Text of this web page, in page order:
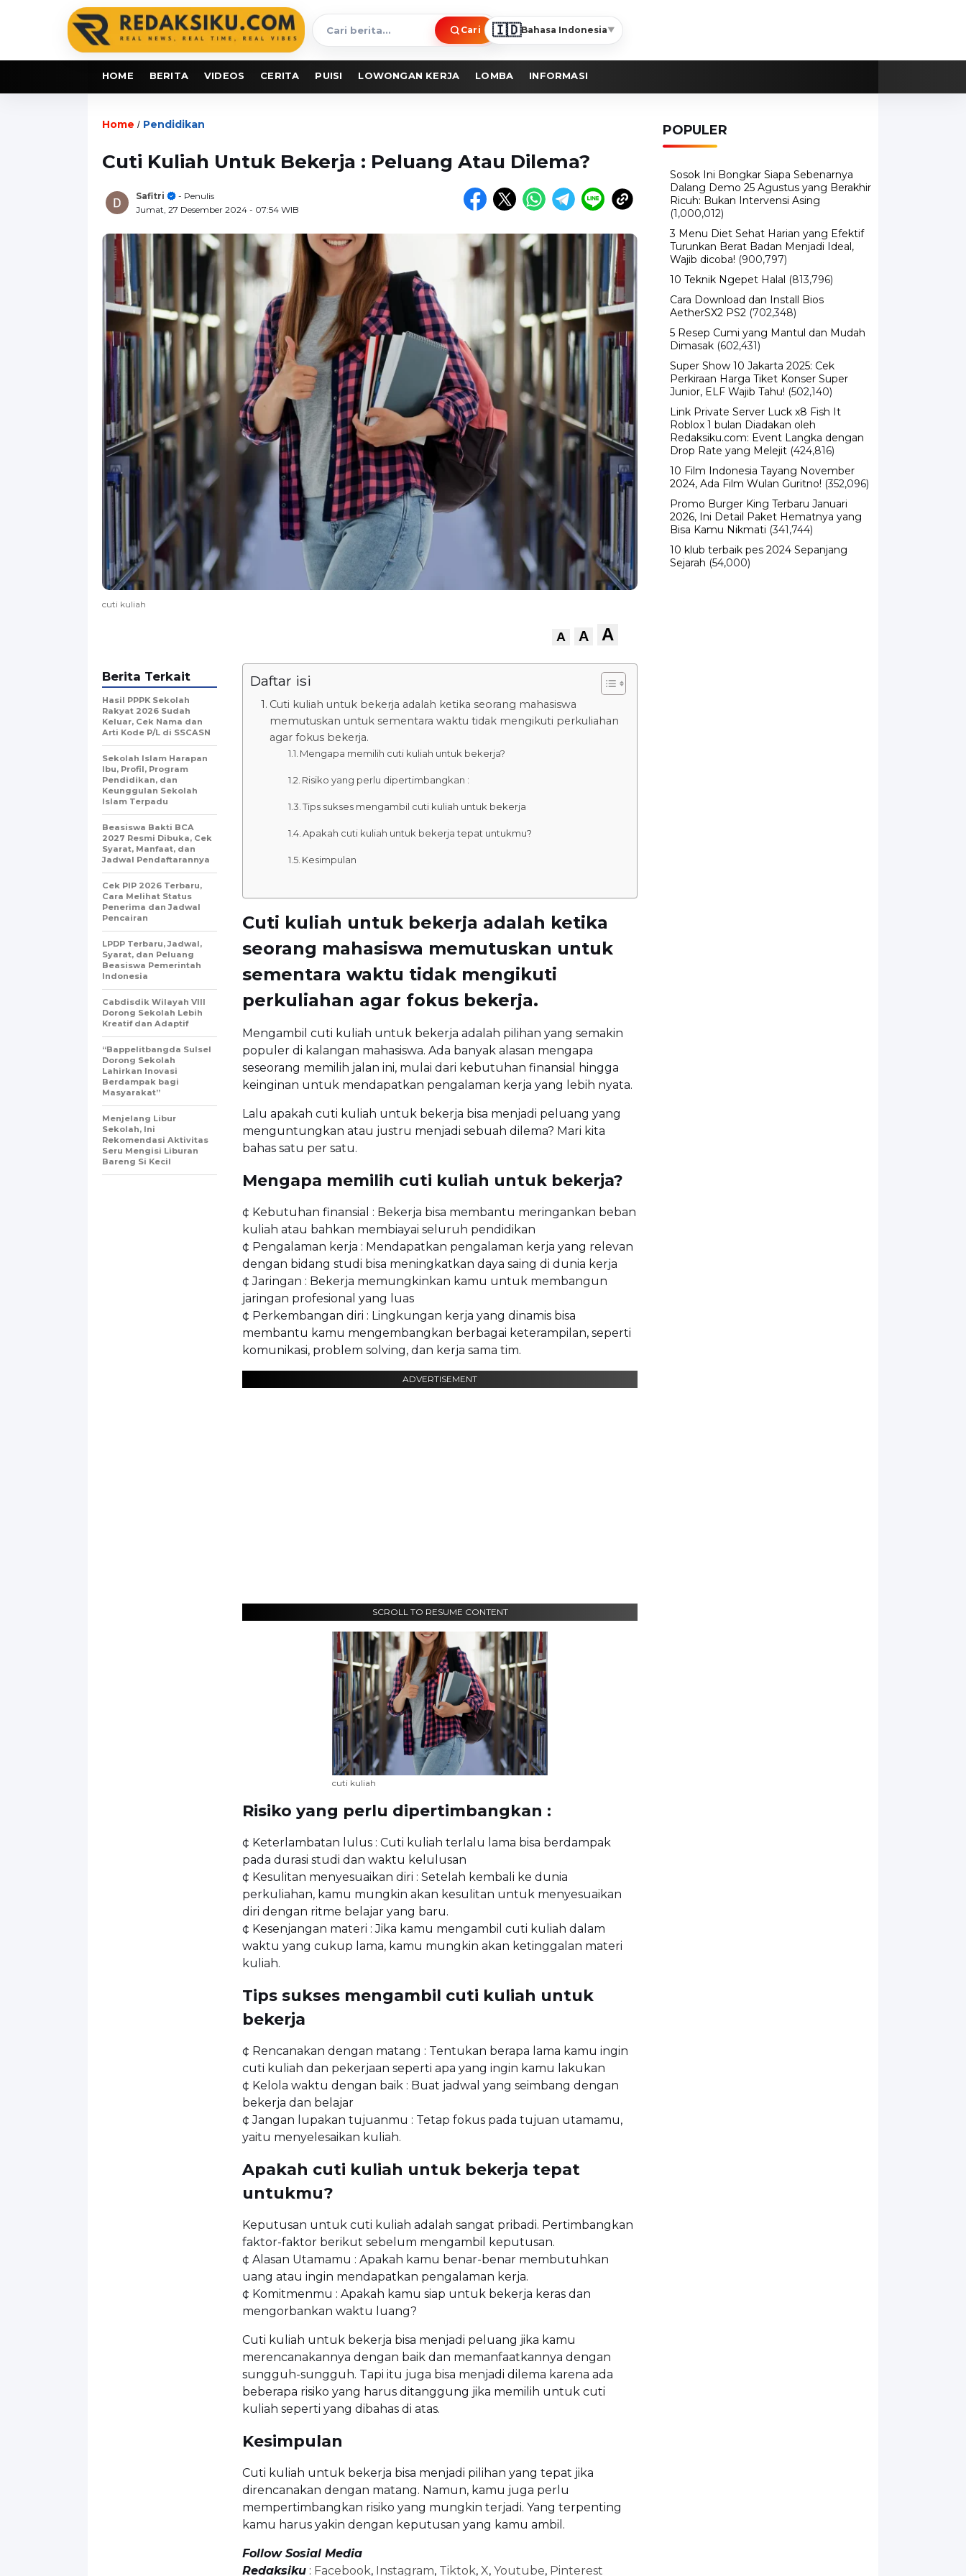
Cari
berita
Cari 🇮🇩Bahasa Indonesia▼
HOME BERITA VIDEOS CERITA PUISI LOWONGAN KERJA LOMBA INFORMASI
Home / Pendidikan
Cuti Kuliah Untuk Bekerja : Peluang Atau Dilema?
Safitri
- Penulis
Jumat, 27 Desember 2024 - 07:54 WIB
cuti kuliah
A A A
Daftar isi
Cuti kuliah untuk bekerja adalah ketika seorang mahasiswa
memutuskan untuk sementara waktu tidak mengikuti perkuliahan
agar fokus bekerja.
Mengapa memilih cuti kuliah untuk bekerja?
Risiko yang perlu dipertimbangkan :
Tips sukses mengambil cuti kuliah untuk bekerja
Apakah cuti kuliah untuk bekerja tepat untukmu?
Kesimpulan
Cuti kuliah untuk bekerja adalah ketika
seorang mahasiswa memutuskan untuk
sementara waktu tidak mengikuti
perkuliahan agar fokus bekerja.
Mengambil cuti kuliah untuk bekerja adalah pilihan yang semakin
populer di kalangan mahasiswa. Ada banyak alasan mengapa
seseorang memilih jalan ini, mulai dari kebutuhan finansial hingga
keinginan untuk mendapatkan pengalaman kerja yang lebih nyata.
Lalu apakah cuti kuliah untuk bekerja bisa menjadi peluang yang
menguntungkan atau justru menjadi sebuah dilema? Mari kita
bahas satu per satu.
Mengapa memilih cuti kuliah untuk bekerja?
¢ Kebutuhan finansial : Bekerja bisa membantu meringankan beban
kuliah atau bahkan membiayai seluruh pendidikan
¢ Pengalaman kerja : Mendapatkan pengalaman kerja yang relevan
dengan bidang studi bisa meningkatkan daya saing di dunia kerja
¢ Jaringan : Bekerja memungkinkan kamu untuk membangun
jaringan profesional yang luas
¢ Perkembangan diri : Lingkungan kerja yang dinamis bisa
membantu kamu mengembangkan berbagai keterampilan, seperti
komunikasi, problem solving, dan kerja sama tim.
ADVERTISEMENT
SCROLL TO RESUME CONTENT
cuti kuliah
Risiko yang perlu dipertimbangkan :
¢ Keterlambatan lulus : Cuti kuliah terlalu lama bisa berdampak
pada durasi studi dan waktu kelulusan
¢ Kesulitan menyesuaikan diri : Setelah kembali ke dunia
perkuliahan, kamu mungkin akan kesulitan untuk menyesuaikan
diri dengan ritme belajar yang baru.
¢ Kesenjangan materi : Jika kamu mengambil cuti kuliah dalam
waktu yang cukup lama, kamu mungkin akan ketinggalan materi
kuliah.
Tips sukses mengambil cuti kuliah untuk
bekerja
¢ Rencanakan dengan matang : Tentukan berapa lama kamu ingin
cuti kuliah dan pekerjaan seperti apa yang ingin kamu lakukan
¢ Kelola waktu dengan baik : Buat jadwal yang seimbang dengan
bekerja dan belajar
¢ Jangan lupakan tujuanmu : Tetap fokus pada tujuan utamamu,
yaitu menyelesaikan kuliah.
Apakah cuti kuliah untuk bekerja tepat
untukmu?
Keputusan untuk cuti kuliah adalah sangat pribadi. Pertimbangkan
faktor-faktor berikut sebelum mengambil keputusan.
¢ Alasan Utamamu : Apakah kamu benar-benar membutuhkan
uang atau ingin mendapatkan pengalaman kerja.
¢ Komitmenmu : Apakah kamu siap untuk bekerja keras dan
mengorbankan waktu luang?
Cuti kuliah untuk bekerja bisa menjadi peluang jika kamu
merencanakannya dengan baik dan memanfaatkannya dengan
sungguh-sungguh. Tapi itu juga bisa menjadi dilema karena ada
beberapa risiko yang harus ditanggung jika memilih untuk cuti
kuliah seperti yang dibahas di atas.
Kesimpulan
Cuti kuliah untuk bekerja bisa menjadi pilihan yang tepat jika
direncanakan dengan matang. Namun, kamu juga perlu
mempertimbangkan risiko yang mungkin terjadi. Yang terpenting
kamu harus yakin dengan keputusan yang kamu ambil.
Follow Sosial Media
Redaksiku : Facebook, Instagram, Tiktok, X, Youtube, Pinterest
Berita Terkait
Hasil PPPK Sekolah
Rakyat 2026 Sudah
Keluar, Cek Nama dan
Arti Kode P/L di SSCASN
Sekolah Islam Harapan
Ibu, Profil, Program
Pendidikan, dan
Keunggulan Sekolah
Islam Terpadu
Beasiswa Bakti BCA
2027 Resmi Dibuka, Cek
Syarat, Manfaat, dan
Jadwal Pendaftarannya
Cek PIP 2026 Terbaru,
Cara Melihat Status
Penerima dan Jadwal
Pencairan
LPDP Terbaru, Jadwal,
Syarat, dan Peluang
Beasiswa Pemerintah
Indonesia
Cabdisdik Wilayah VIII
Dorong Sekolah Lebih
Kreatif dan Adaptif
“Bappelitbangda Sulsel
Dorong Sekolah
Lahirkan Inovasi
Berdampak bagi
Masyarakat”
Menjelang Libur
Sekolah, Ini
Rekomendasi Aktivitas
Seru Mengisi Liburan
Bareng Si Kecil
POPULER
Sosok Ini Bongkar Siapa Sebenarnya
Dalang Demo 25 Agustus yang Berakhir
Ricuh: Bukan Intervensi Asing
(1,000,012)
3 Menu Diet Sehat Harian yang Efektif
Turunkan Berat Badan Menjadi Ideal,
Wajib dicoba! (900,797)
10 Teknik Ngepet Halal (813,796)
Cara Download dan Install Bios
AetherSX2 PS2 (702,348)
5 Resep Cumi yang Mantul dan Mudah
Dimasak (602,431)
Super Show 10 Jakarta 2025: Cek
Perkiraan Harga Tiket Konser Super
Junior, ELF Wajib Tahu! (502,140)
Link Private Server Luck x8 Fish It
Roblox 1 bulan Diadakan oleh
Redaksiku.com: Event Langka dengan
Drop Rate yang Melejit (424,816)
10 Film Indonesia Tayang November
2024, Ada Film Wulan Guritno! (352,096)
Promo Burger King Terbaru Januari
2026, Ini Detail Paket Hematnya yang
Bisa Kamu Nikmati (341,744)
10 klub terbaik pes 2024 Sepanjang
Sejarah (54,000)